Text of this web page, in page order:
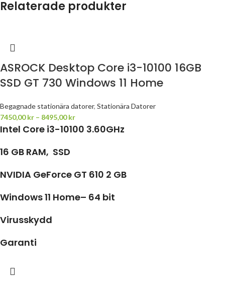
Relaterade produkter
ASROCK Desktop Core i3-10100 16GB
SSD GT 730 Windows 11 Home
Begagnade stationära datorer, Stationära Datorer
7450,00kr – 8495,00kr
Intel Core i3-10100 3.60GHz
16 GB RAM, SSD
NVIDIA GeForce GT 610 2 GB
Windows 11 Home– 64 bit
Virusskydd
Garanti